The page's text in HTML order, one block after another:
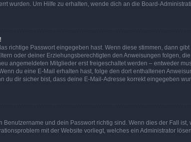
wurden. Um Hilfe zu erhalten, wende dich an die Board-
richtige Passwort eingegeben hast. Wenn diese stimmen, dann
oder deiner Erziehungsberechtigten den Anweisungen folgen,
angemeldeten Mitglieder erst freigeschaltet werden – entweder
du eine E-Mail erhalten hast, folge den dort enthaltenen
du dir sicher bist, dass deine E-Mail-Adresse korrekt eingegeben
und dein Passwort richtig sind. Wenn dies der Fall
mit der Website vorliegt, welches ein Administrator